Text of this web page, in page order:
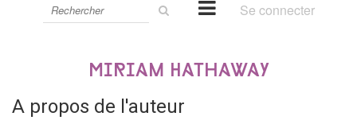
le
Se connecter
Miriam Hathaway
A propos de l'auteur